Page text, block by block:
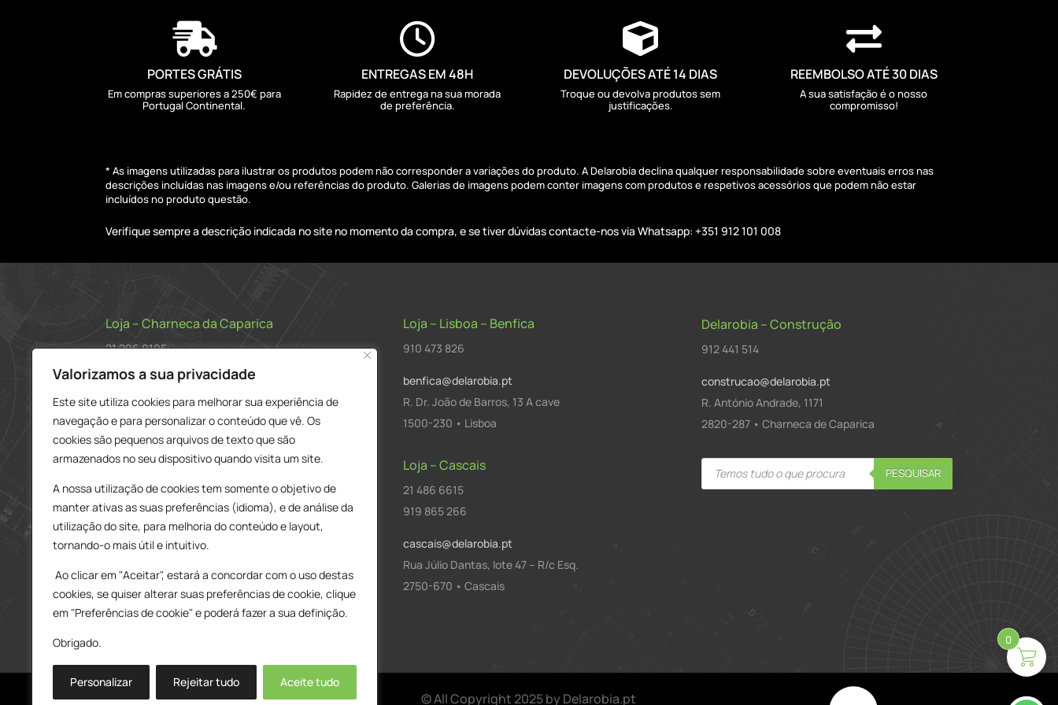
Valorizamos a sua privacidade
Este site utiliza cookies para melhorar sua experiência de
navegação e para personalizar o conteúdo que vê. Os
cookies são pequenos arquivos de texto que são
armazenados no seu dispositivo quando visita um site.
A nossa utilização de cookies tem somente o objetivo de
manter ativas as suas preferências (idioma), e de análise da
utilização do site, para melhoria do conteúdo e layout,
tornando-o mais útil e intuitivo.
Ao clicar em "Aceitar", estará a concordar com o uso destas
cookies, se quiser alterar suas preferências de cookie, clique
em "Preferências de cookie" e poderá fazer a sua definição.
Obrigado.
Personalizar Rejeitar tudo Aceite tudo

PORTES GRÁTIS
Em compras superiores a 250€ para
Portugal Continental.

ENTREGAS EM 48H
Rapidez de entrega na sua morada
de preferência.

DEVOLUÇÕES ATÉ 14 DIAS
Troque ou devolva produtos sem
justificações.

REEMBOLSO ATÉ 30 DIAS
A sua satisfação é o nosso
compromisso!
* As imagens utilizadas para ilustrar os produtos podem não corresponder a variações do produto. A Delarobia declina qualquer responsabilidade sobre eventuais erros nas
descrições incluídas nas imagens e/ou referências do produto. Galerias de imagens podem conter imagens com produtos e respetivos acessórios que podem não estar
incluídos no produto questão.
Verifique sempre a descrição indicada no site no momento da compra, e se tiver dúvidas contacte-nos via Whatsapp: +351 912 101 008
Loja – Charneca da Caparica
21 296 0195
912 606 251
charneca@delarobia.pt
R. António Andrade, 1116
2820-287 • Charneca da Caparica
Loja – Lisboa – Benfica
910 473 826
benfica@delarobia.pt
R. Dr. João de Barros, 13 A cave
1500-230 • Lisboa
Loja – Tires
214 453 329
919 865 192
919 865 292
Av. Amália Rodrigues, 190
2785-613 • São Domingos de Rana
Loja – Cascais
21 486 6615
919 865 266
cascais@delarobia.pt
Rua Júlio Dantas, lote 47 – R/c Esq.
2750-670 • Cascais
Delarobia – Construção
912 441 514
construcao@delarobia.pt
R. António Andrade, 1171
2820-287 • Charneca de Caparica
Products
search PESQUISAR
© All Copyright 2025 by Delarobia.pt
0